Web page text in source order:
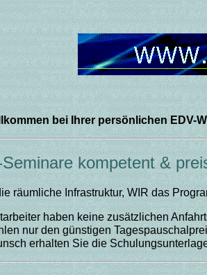
bei Ihrer persönlichen EDV-
kompetent &
räumliche Infrastruktur, WIR das
haben keine zusätzlichen
nur den günstigen
erhalten Sie die